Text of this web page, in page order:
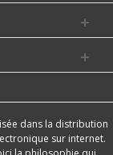
dans la distribution
sur internet.